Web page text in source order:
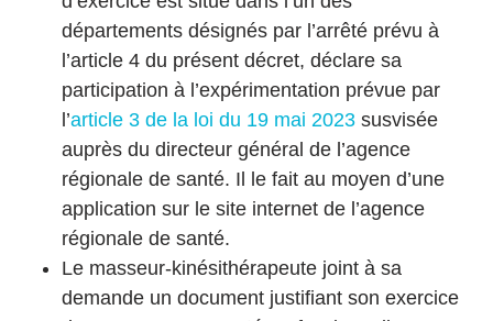
départements désignés par l’arrêté prévu à
l’article 4 du présent décret, déclare sa
participation à l’expérimentation prévue par
l’article 3 de la loi du 19 mai 2023 susvisée
auprès du directeur général de l’agence
régionale de santé. Il le fait au moyen d’une
application sur le site internet de l’agence
régionale de santé.
Le masseur-kinésithérapeute joint à sa
demande un document justifiant son exercice